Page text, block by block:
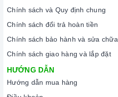
Chính sách và Quy định chung
Chính sách đổi trả hoàn tiền
Chính sách bảo hành và sửa chữa
Chính sách giao hàng và lắp đặt
HƯỚNG DẪN
Hướng dẫn mua hàng